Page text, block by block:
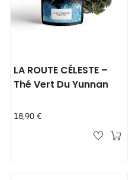
LA ROUTE CÉLESTE –
Thé Vert Du Yunnan
Prix
18,90 €